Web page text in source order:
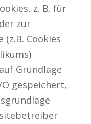
z. B. für
zur
Cookies
Grundlage
gespeichert,